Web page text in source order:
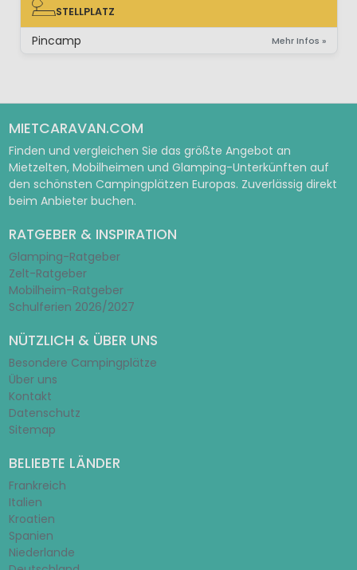
STELLPLATZ
STELLPLATZ
Pincamp Mehr Infos »
MIETCARAVAN.COM
Finden und vergleichen Sie das größte Angebot an
Mietzelten, Mobilheimen und Glamping-Unterkünften auf
den schönsten Campingplätzen Europas. Zuverlässig direkt
beim Anbieter buchen.
RATGEBER & INSPIRATION
Glamping-Ratgeber
Zelt-Ratgeber
Mobilheim-Ratgeber
Schulferien 2026/2027
NÜTZLICH & ÜBER UNS
Besondere Campingplätze
Über uns
Kontakt
Datenschutz
Sitemap
BELIEBTE LÄNDER
Frankreich
Italien
Kroatien
Spanien
Niederlande